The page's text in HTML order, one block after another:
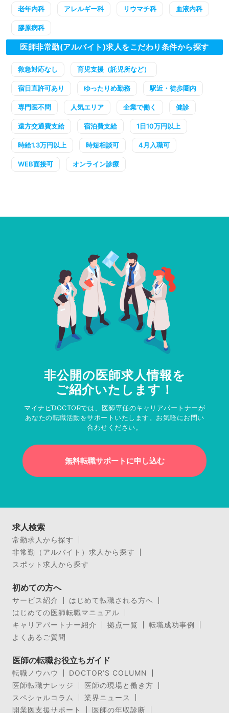
老年内科 アレルギー科 リウマチ科 血液内科
膠原病科
医師非常勤(アルバイト)求人をこだわり条件から探す
救急対応なし 育児支援（託児所など）
宿日直許可あり ゆったりめ勤務 駅近・徒歩圏内
専門医不問 人気エリア 企業で働く 健診
遠方交通費支給 宿泊費支給 1日10万円以上
時給1.3万円以上 時短相談可 4月入職可
WEB面接可 オンライン診療
非公開の医師求人情報を
ご紹介いたします！
マイナビDOCTORでは、医師専任のキャリアパートナーが
あなたの転職活動をサポートいたします。お気軽にお問い
合わせください。
無料転職サポートに申し込む
求人検索
常勤求人から探す
非常勤（アルバイト）求人から探す
スポット求人から探す
初めての方へ
サービス紹介
はじめて転職される方へ
はじめての医師転職マニュアル
キャリアパートナー紹介
拠点一覧
転職成功事例
よくあるご質問
医師の転職お役立ちガイド
転職ノウハウ
DOCTOR’S COLUMN
医師転職ナレッジ
医師の現場と働き方
スペシャルコラム
業界ニュース
開業医支援サポート
医師の年収診断